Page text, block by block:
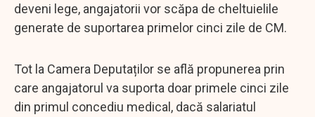
deveni lege, angajatorii vor scăpa de cheltuielile
generate de suportarea primelor cinci zile de CM.
Tot la Camera Deputaților se află propunerea prin
care angajatorul va suporta doar primele cinci zile
din primul concediu medical, dacă salariatul